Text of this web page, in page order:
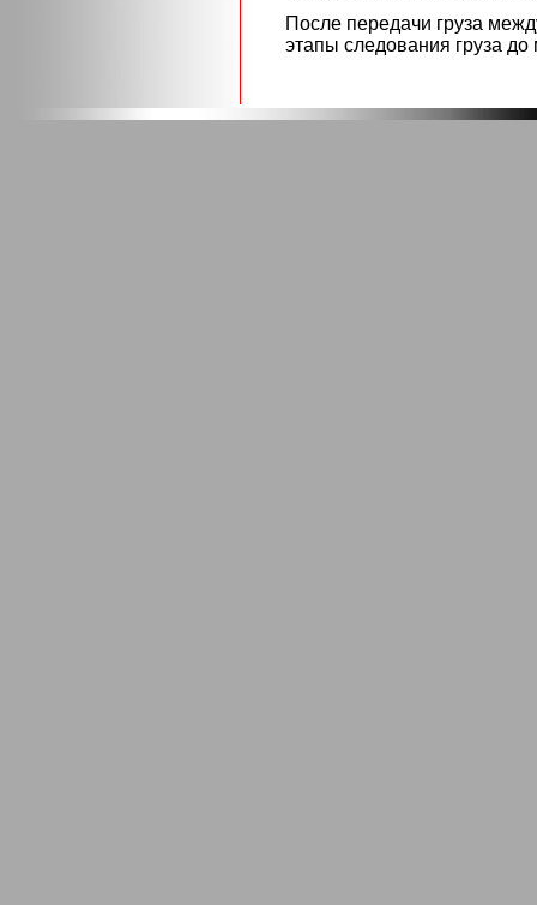
После передачи груза
этапы следования груза до